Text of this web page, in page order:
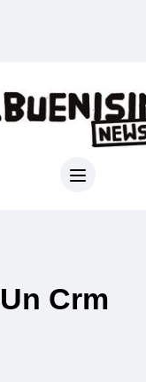
Crm